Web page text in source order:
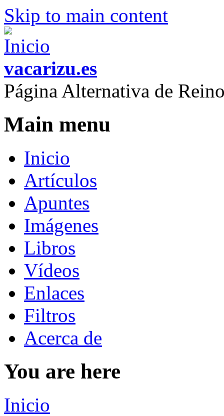
Skip to main content
vacarizu.es
Página Alternativa de
Main menu
Inicio
Artículos
Apuntes
Imágenes
Libros
Vídeos
Enlaces
Filtros
Acerca de
You are here
Inicio